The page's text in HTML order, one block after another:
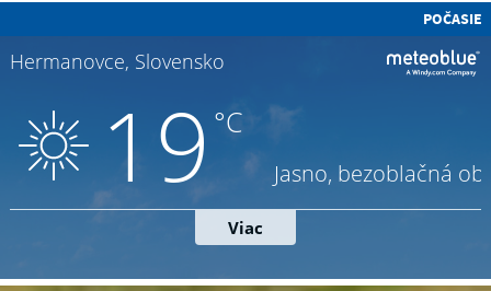
POČASIE